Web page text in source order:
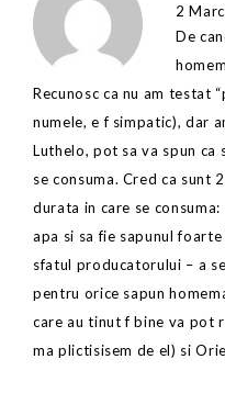
2
De
Recunosc ca nu am testat
numele, e f simpatic), dar
Luthelo, pot sa va spun
se consuma. Cred ca
durata in care se
apa si sa fie sapunul
sfatul producatorului – a
pentru orice sapun
care au tinut f bine va pot
ma plictisisem de el) si